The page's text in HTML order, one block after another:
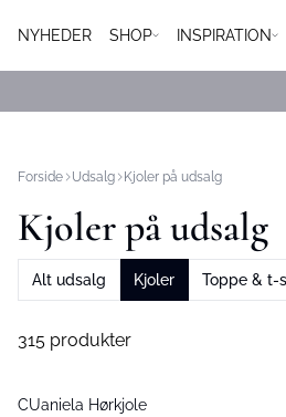
NYHEDER SHOP INSPIRATION
Forside Udsalg Kjoler på udsalg
Kjoler på udsalg
Alt udsalg Kjoler Toppe & t-
315 produkter
CUaniela Hørkjole